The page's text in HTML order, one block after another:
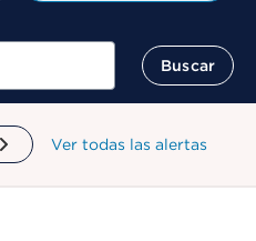
Buscar
Ver todas las alertas